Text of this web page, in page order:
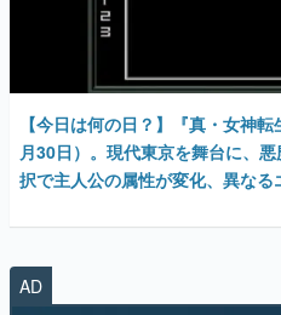
【今日は何の日？】『真・女神
月30日）。現代東京を舞台に、
択で主人公の属性が変化、異なる
AD